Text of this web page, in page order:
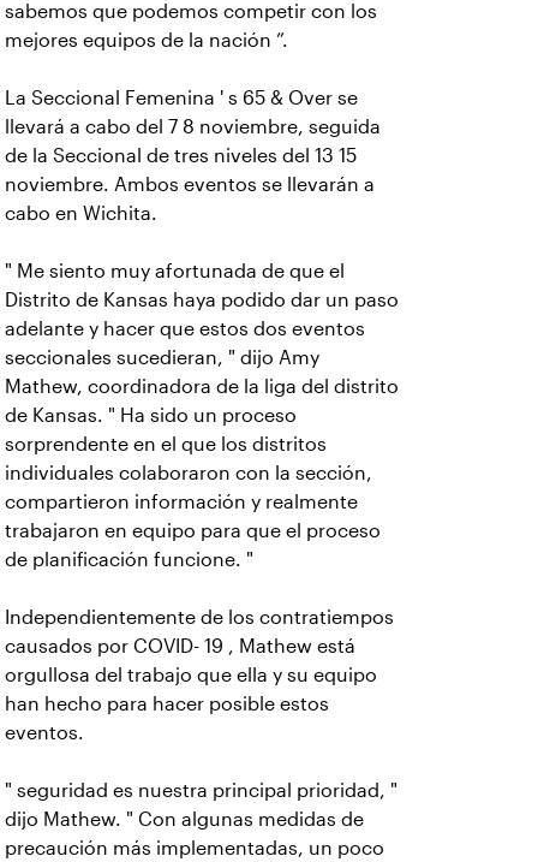
sabemos que podemos competir con los
mejores equipos de la nación ”.
La Seccional Femenina ' s 65 & Over se
llevará a cabo del 7 8 noviembre, seguida
de la Seccional de tres niveles del 13 15
noviembre. Ambos eventos se llevarán a
cabo en Wichita.
" Me siento muy afortunada de que el
Distrito de Kansas haya podido dar un paso
adelante y hacer que estos dos eventos
seccionales sucedieran, " dijo Amy
Mathew, coordinadora de la liga del distrito
de Kansas. " Ha sido un proceso
sorprendente en el que los distritos
individuales colaboraron con la sección,
compartieron información y realmente
trabajaron en equipo para que el proceso
de planificación funcione. "
Independientemente de los contratiempos
causados por COVID- 19 , Mathew está
orgullosa del trabajo que ella y su equipo
han hecho para hacer posible estos
eventos.
" seguridad es nuestra principal prioridad, "
dijo Mathew. " Con algunas medidas de
precaución más implementadas, un poco